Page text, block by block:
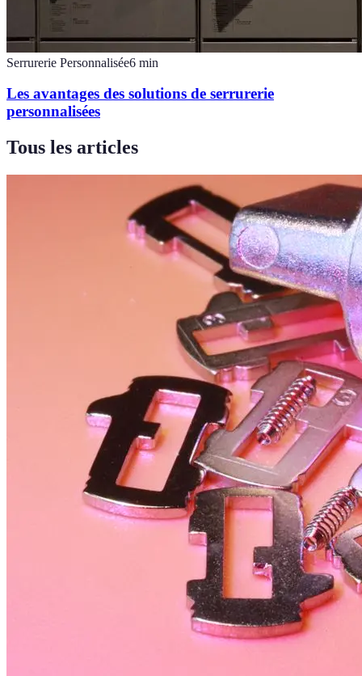
Serrurerie Personnalisée6 min
Les avantages des solutions de serrurerie
personnalisées
Tous les articles